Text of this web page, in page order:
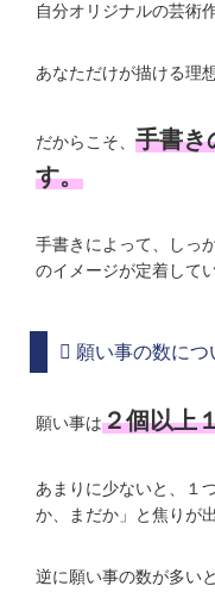
自分オリジナルの芸術
あなただけが描ける理
だからこそ、 手書き
す。
手書きによって、しっ
のイメージが定着して
願い事の数につ
願い事は２個以上
あまりに少ないと、１
か、まだか」と焦りが
逆に願い事の数が多い